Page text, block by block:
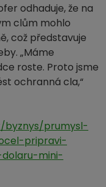
odhaduje, že na
clům mohlo
což představuje
„Máme
roste. Proto jsme
ochranná cla,“
byznys/prumysl-
pripravi-
mini-